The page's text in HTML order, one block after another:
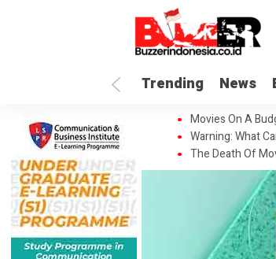
Trending News
Movies On A
Warning: What
The Death Of